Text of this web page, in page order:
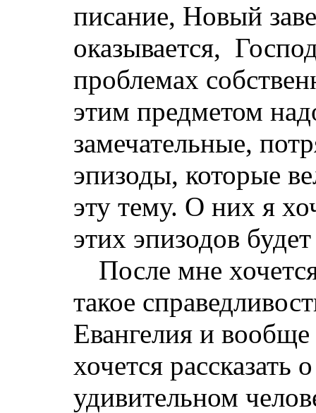
писание, Новый
оказывается,
проблемах
этим предметом
замечательные,
эпизоды, которые
эту тему. О них я
этих эпизодов
После мне
такое
Евангелия и
хочется рассказать
удивительном